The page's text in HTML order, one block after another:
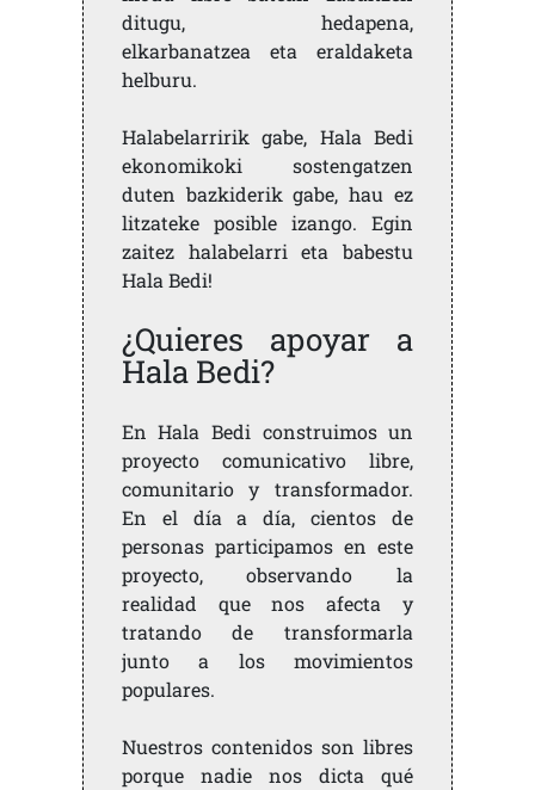
ditugu, hedapena,
elkarbanatzea eta eraldaketa
helburu.
Halabelarririk gabe, Hala Bedi
ekonomikoki sostengatzen
duten bazkiderik gabe, hau ez
litzateke posible izango. Egin
zaitez halabelarri eta babestu
Hala Bedi!
¿Quieres apoyar a
Hala Bedi?
En Hala Bedi construimos un
proyecto comunicativo libre,
comunitario y transformador.
En el día a día, cientos de
personas participamos en este
proyecto, observando la
realidad que nos afecta y
tratando de transformarla
junto a los movimientos
populares.
Nuestros contenidos son libres
porque nadie nos dicta qué